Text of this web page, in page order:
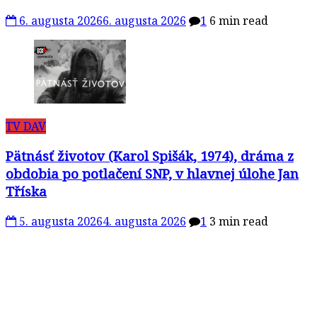
6. augusta 20266. augusta 2026 1 6 min read
TV DAV
Pätnásť životov (Karol Spišák, 1974), dráma z
obdobia po potlačení SNP, v hlavnej úlohe Jan
Tříska
5. augusta 20264. augusta 2026 1 3 min read